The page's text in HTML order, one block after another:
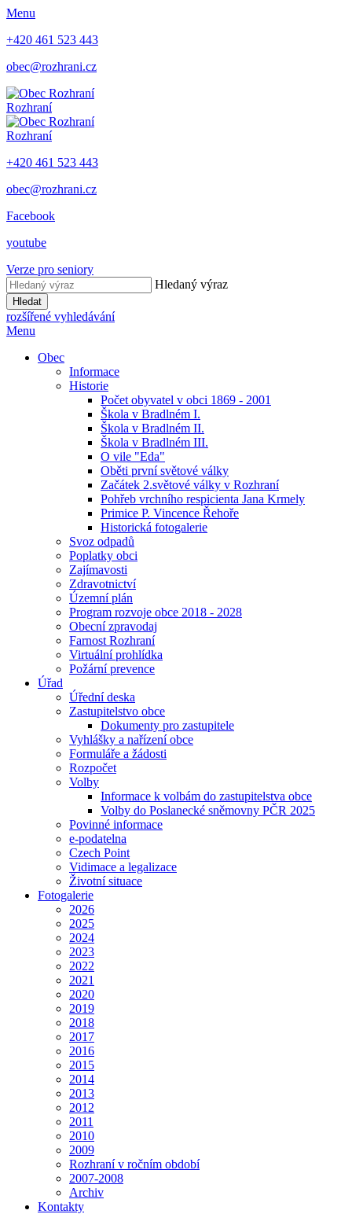
Menu
+420 461 523 443
obec@rozhrani.cz
Rozhraní
Rozhraní
+420 461 523 443
obec@rozhrani.cz
Facebook
youtube
Verze pro seniory
Hledaný výraz
Hledat
rozšířené vyhledávání
Menu
Obec
Informace
Historie
Počet obyvatel v obci 1869 - 2001
Škola v Bradlném I.
Škola v Bradlném II.
Škola v Bradlném III.
O vile "Eda"
Oběti první světové války
Začátek 2.světové války v Rozhraní
Pohřeb vrchního respicienta Jana Krmely
Primice P. Vincence Řehoře
Historická fotogalerie
Svoz odpadů
Poplatky obci
Zajímavosti
Zdravotnictví
Územní plán
Program rozvoje obce 2018 - 2028
Obecní zpravodaj
Farnost Rozhraní
Virtuální prohlídka
Požární prevence
Úřad
Úřední deska
Zastupitelstvo obce
Dokumenty pro zastupitele
Vyhlášky a nařízení obce
Formuláře a žádosti
Rozpočet
Volby
Informace k volbám do zastupitelstva obce
Volby do Poslanecké sněmovny PČR 2025
Povinné informace
e-podatelna
Czech Point
Vidimace a legalizace
Životní situace
Fotogalerie
2026
2025
2024
2023
2022
2021
2020
2019
2018
2017
2016
2015
2014
2013
2012
2011
2010
2009
Rozhraní v ročním období
2007-2008
Archiv
Kontakty